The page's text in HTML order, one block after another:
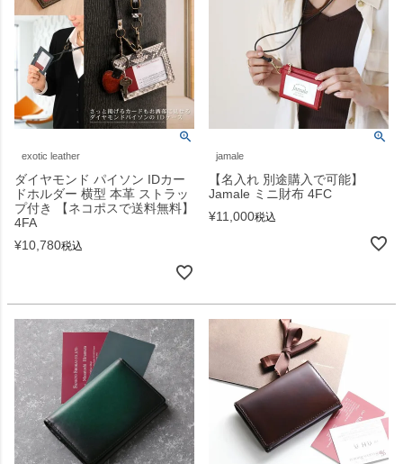
exotic leather
ダイヤモンド パイソン IDカー
ドホルダー 横型 本革 ストラッ
プ付き 【ネコポスで送料無料】
4FA
¥10,780税込
jamale
【名入れ 別途購入で可能】
Jamale ミニ財布 4FC
¥11,000税込